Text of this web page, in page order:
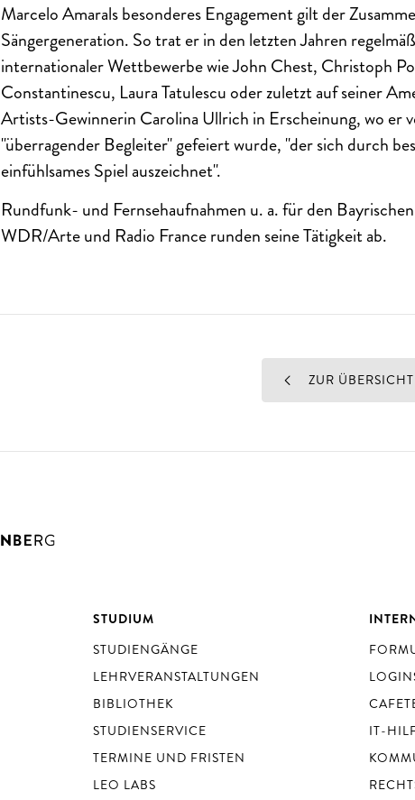
Marcelo Amarals besonderes Engagement gilt der
Sängergeneration. So trat er in den letzten Jahren
internationaler Wettbewerbe wie John Chest, Christoph
Constantinescu, Laura Tatulescu oder zuletzt auf seiner
Artists-Gewinnerin Carolina Ullrich in Erscheinung, wo er
"überragender Begleiter" gefeiert wurde, "der sich durch
einfühlsames Spiel auszeichnet".
Rundfunk- und Fernsehaufnahmen u. a. für den
WDR/Arte und Radio France runden seine Tätigkeit ab.
ZUR ÜBERSICHT
STUDIUM
STUDIENGÄNGE
LEHRVERANSTALTUNGEN
BIBLIOTHEK
STUDIENSERVICE
TERMINE UND FRISTEN
LEO LABS
IT-